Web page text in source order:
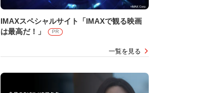
IMAXスペシャルサイト「IMAXで観る映画
は最高だ！」
PR
一覧を見る